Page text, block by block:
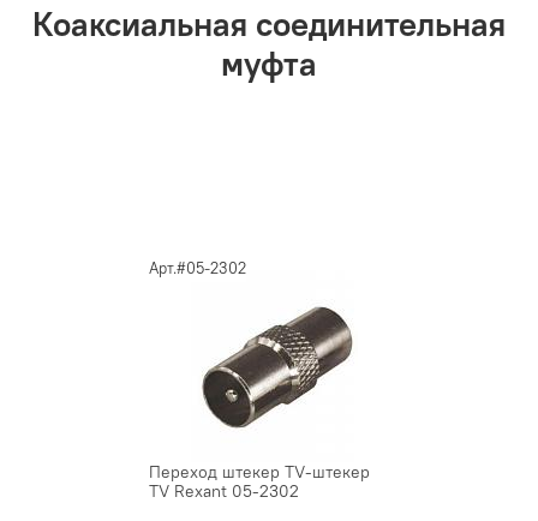
Коаксиальная соединительная
муфта
Арт.#05-2302
Переход штекер TV-штекер
TV Rexant 05-2302